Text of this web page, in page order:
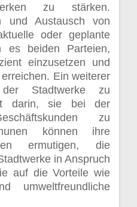
zu stärken.
und Austausch von
oder geplante
es beiden Parteien,
einzusetzen und
Ein weiterer
Stadtwerke zu
darin, sie bei der
zu
können ihre
ermutigen, die
in Anspruch
auf die Vorteile wie
umweltfreundliche